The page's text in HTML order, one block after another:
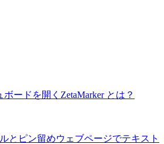
ボードを開く ZetaMarker とは？
とピン留めウェブページでテキスト